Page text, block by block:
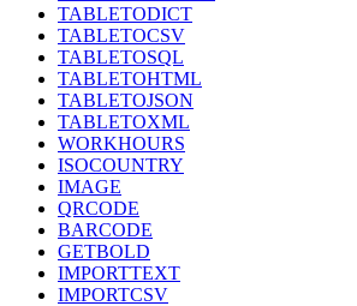
TABLETODICT
TABLETOCSV
TABLETOSQL
TABLETOHTML
TABLETOJSON
TABLETOXML
WORKHOURS
ISOCOUNTRY
IMAGE
QRCODE
BARCODE
GETBOLD
IMPORTTEXT
IMPORTCSV